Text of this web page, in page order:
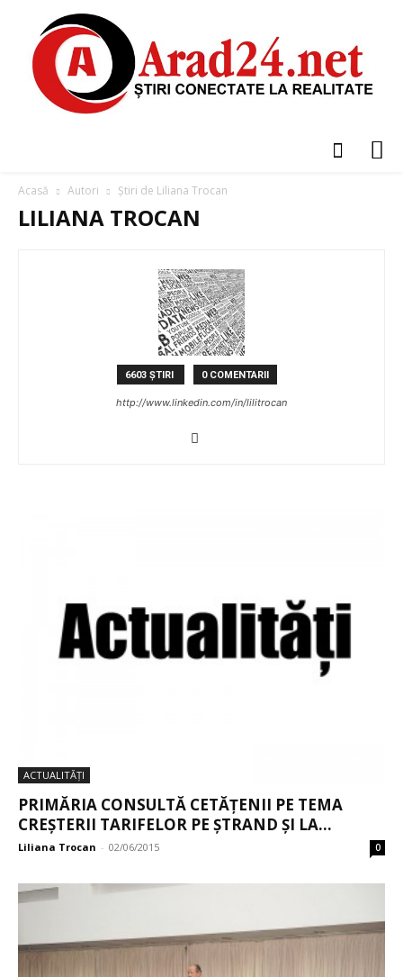
Acasă Autori Știri de Liliana Trocan
LILIANA TROCAN
6603 ȘTIRI 0 COMENTARII
http://www.linkedin.com/in/lilitrocan
ACTUALITĂȚI
PRIMĂRIA CONSULTĂ CETĂȚENII PE TEMA
CREȘTERII TARIFELOR PE ȘTRAND ȘI LA...
Liliana Trocan - 02/06/2015 0